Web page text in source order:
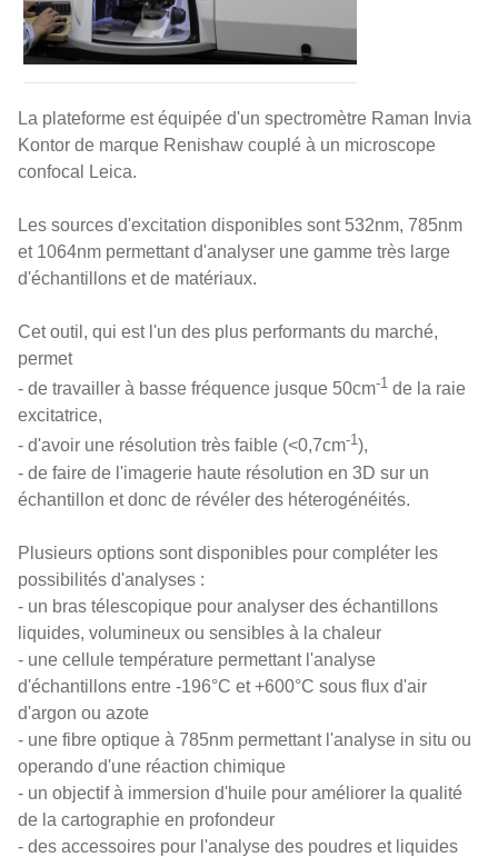
Spectromètre Raman
La plateforme est équipée d'un spectromètre Raman Invia
Kontor de marque Renishaw couplé à un microscope
confocal Leica.
Les sources d'excitation disponibles sont 532nm, 785nm
et 1064nm permettant d'analyser une gamme très large
d'échantillons et de matériaux.
Cet outil, qui est l'un des plus performants du marché,
permet
- de travailler à basse fréquence jusque 50cm-1 de la raie
excitatrice,
- d'avoir une résolution très faible (<0,7cm-1),
- de faire de l'imagerie haute résolution en 3D sur un
échantillon et donc de révéler des héterogénéités.
Plusieurs options sont disponibles pour compléter les
possibilités d'analyses :
- un bras télescopique pour analyser des échantillons
liquides, volumineux ou sensibles à la chaleur
- une cellule température permettant l'analyse
d'échantillons entre -196°C et +600°C sous flux d'air
d'argon ou azote
- une fibre optique à 785nm permettant l'analyse in situ ou
operando d'une réaction chimique
- un objectif à immersion d'huile pour améliorer la qualité
de la cartographie en profondeur
- des accessoires pour l'analyse des poudres et liquides